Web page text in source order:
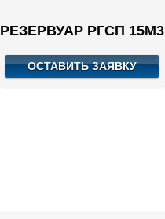
РЕЗЕРВУАР РГСП 15М3
ОСТАВИТЬ ЗАЯВКУ